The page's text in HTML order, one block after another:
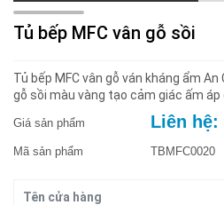
Tủ bếp MFC vân gỗ sồi
Tủ bếp MFC vân gỗ ván kháng ẩm
gỗ sồi màu vàng tạo cảm giác ấm áp
Giá sản phẩm Liên hệ:
Mã sản phẩm TBMFC0020
Tên cửa hàng